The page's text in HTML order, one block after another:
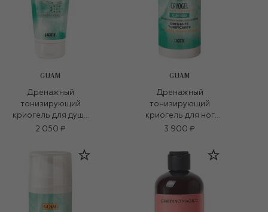
GUAM
Дренажный
тонизирующий
криогель для душа
Cryo (200ml)
2 050 ₽
GUAM
Дренажный
тонизирующий
криогель для ног
(100ml)
3 900 ₽